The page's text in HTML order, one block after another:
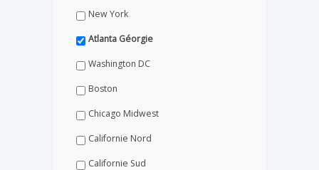
New York
Atlanta Géorgie
Washington DC
Boston
Chicago Midwest
Californie Nord
Californie Sud